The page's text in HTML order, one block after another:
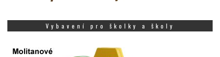
Vybavení pro školky a školy